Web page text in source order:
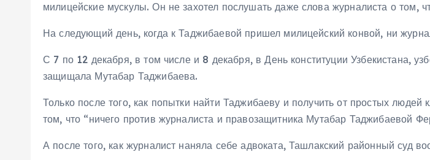
милицейские мускулы. Он не захотел послушать даже слова журналиста о том,
На следующий день, когда к Таджибаевой пришел милицейский конвой, ни
С 7 по 12 декабря, в том числе и 8 декабря, в День конституции Узбекистана,
защищала Мутабар Таджибаева.
Только после того, как попытки найти Таджибаеву и получить от простых
том, что “ничего против журналиста и правозащитника Мутабар Таджибаевой
А после того, как журналист наняла себе адвоката, Ташлакский районный суд